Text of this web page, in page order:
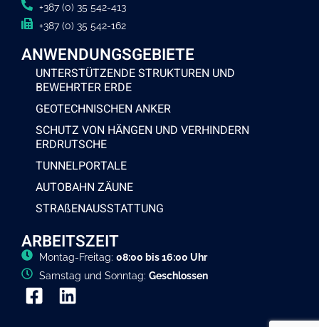
+387 (0) 35 542-413
+387 (0) 35 542-162
ANWENDUNGSGEBIETE
UNTERSTÜTZENDE STRUKTUREN UND
BEWEHRTER ERDE
GEOTECHNISCHEN ANKER
SCHUTZ VON HÄNGEN UND VERHINDERN
ERDRUTSCHE
TUNNELPORTALE
AUTOBAHN ZÄUNE
STRAßENAUSSTATTUNG
ARBEITSZEIT
Montag-Freitag: 08:00 bis 16:00 Uhr
Samstag und Sonntag: Geschlossen